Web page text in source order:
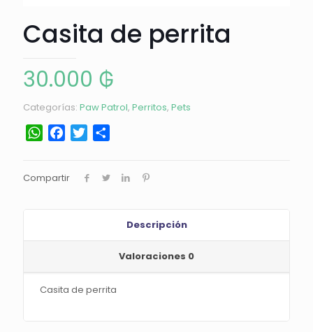
Casita de perrita
30.000 ₲
Categorías: Paw Patrol, Perritos, Pets
WhatsApp
Facebook
Twitter
Compartir
Descripción
Valoraciones 0
Casita de perrita